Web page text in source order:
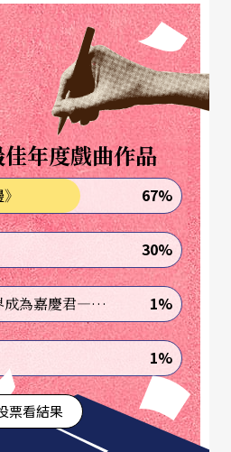
際邀演紀錄。
音樂之門，直到六年級，才
。葉娟礽表示：「我喜歡美
樂器，隨意撥弄一根弦，就
首首好聽，怎不叫人心
陪媽媽去上課，結果媽媽半
我學三個月就有別人學三年
參加台北市「金箏獎」的比
名，更給她莫大學習動力。
順遂，屢次比賽都抱得大獎
於曾經教導過她的老師，像
玉，老是用激將法嫌她彈得
的她因而總是反覆推敲，一
年度戲曲作品
67%
30%
《轉生到異世界成為嘉慶君—發現我的祖先是詐騙集團!?》 1%
1%
票看結果